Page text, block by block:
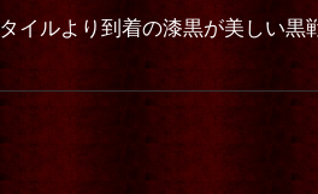
イルより到着の漆黒が美しい